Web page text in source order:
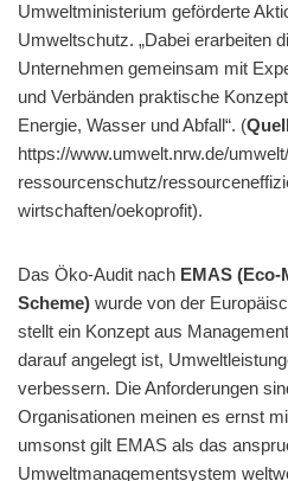
Umweltministerium geförderte
Umweltschutz. „Dabei erarbeiten
Unternehmen gemeinsam mit
und Verbänden praktische
Energie, Wasser und Abfall“. (
https://www.umwelt.nrw.de/
ressourcenschutz/
wirtschaften/oekoprofit).
Das Öko-Audit nach EMAS
Scheme) wurde von der
stellt ein Konzept aus
darauf angelegt ist,
verbessern. Die Anforderungen
Organisationen meinen es ernst
umsonst gilt EMAS als das
Umweltmanagementsystem